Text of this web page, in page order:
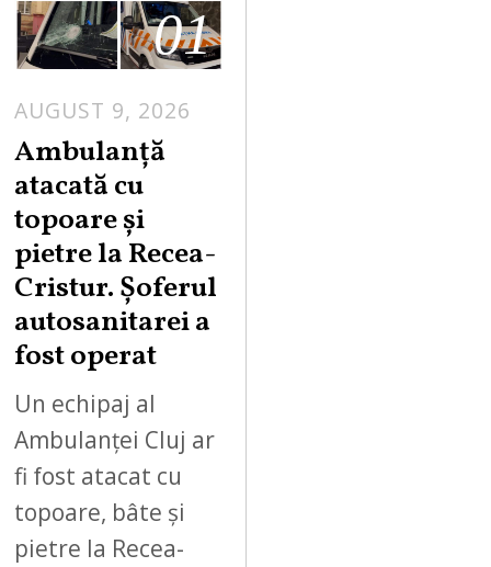
01
AUGUST 9, 2026
Ambulanță
atacată cu
topoare și
pietre la Recea-
Cristur. Șoferul
autosanitarei a
fost operat
Un echipaj al
Ambulanței Cluj ar
fi fost atacat cu
topoare, bâte și
pietre la Recea-